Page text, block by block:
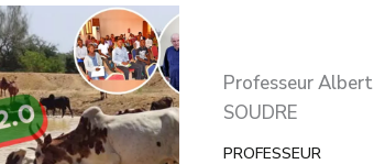
Professeur Albert
SOUDRE
PROFESSEUR